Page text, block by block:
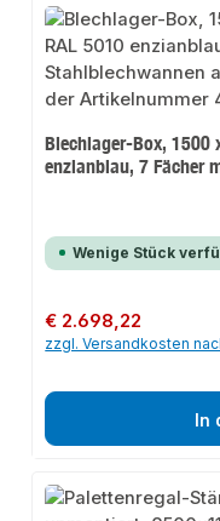
Blechlager-Box, 1500
enzianblau, 7 Fächer
Wenige Stück
Regulärer Preis:
€ 2.698,22
zzgl. Versandkosten
In